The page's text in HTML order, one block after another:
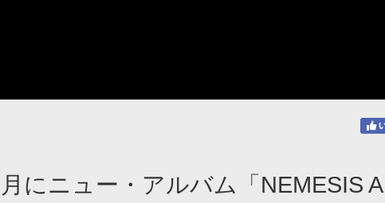
にニュー・アルバム「NEMESIS